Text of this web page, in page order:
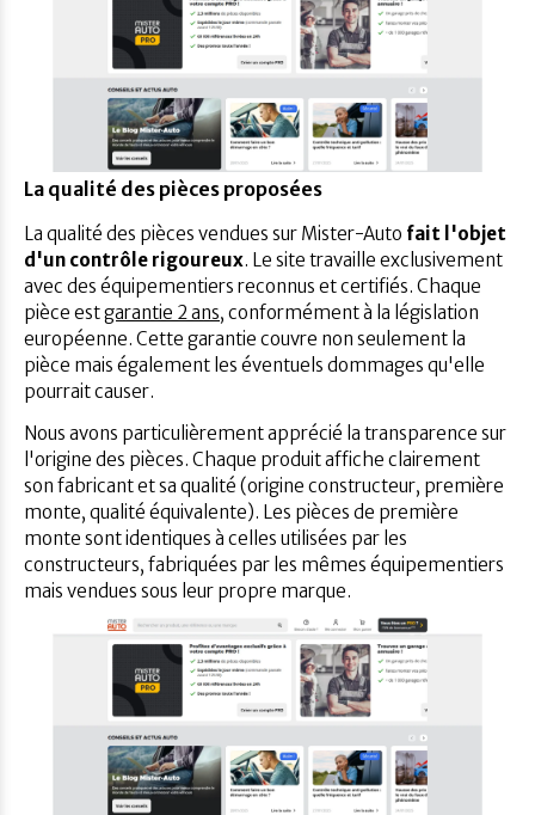
La qualité des pièces proposées
La qualité des pièces vendues sur Mister-Auto fait l'objet
d'un contrôle rigoureux. Le site travaille exclusivement
avec des équipementiers reconnus et certifiés. Chaque
pièce estgarantie 2 ans, conformément à la législation
européenne. Cette garantie couvre non seulement la
pièce mais également les éventuels dommages qu'elle
pourrait causer.
Nous avons particulièrement apprécié la transparence sur
l'origine des pièces. Chaque produit affiche clairement
son fabricant et sa qualité (origine constructeur, première
monte, qualité équivalente). Les pièces de première
monte sont identiques à celles utilisées par les
constructeurs, fabriquées par les mêmes équipementiers
mais vendues sous leur propre marque.